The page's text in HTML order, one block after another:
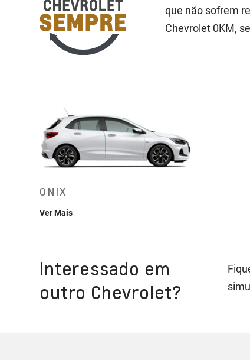
que não sofrem
Chevrolet 0KM,
ONIX
Ver Mais
Interessado em
outro Chevrolet?